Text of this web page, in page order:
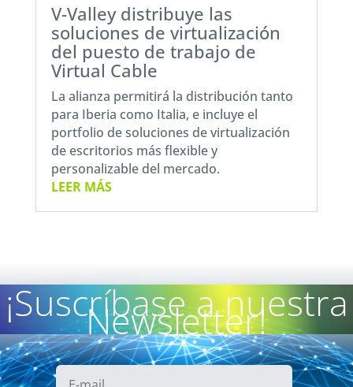
V-Valley distribuye las
soluciones de virtualización
del puesto de trabajo de
Virtual Cable
La alianza permitirá la distribución tanto
para Iberia como Italia, e incluye el
portfolio de soluciones de virtualización
de escritorios más flexible y
personalizable del mercado.
LEER MÁS
¡Suscríbase a nuestra
Newsletter!